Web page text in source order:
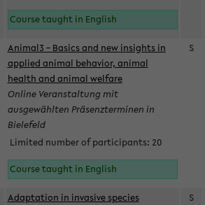
Course taught in English
Animal3 – Basics and new insights in
applied animal behavior, animal
health and animal welfare
Online Veranstaltung mit
ausgewählten Präsenzterminen in
Bielefeld
Limited number of participants: 20
Course taught in English
S
Adaptation in invasive species
S